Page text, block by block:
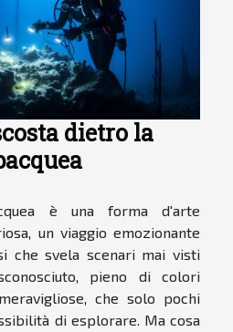
dietro la
è una forma d'arte
un viaggio emozionante
che svela scenari mai visti
pieno di colori
che solo pochi
di esplorare. Ma cosa